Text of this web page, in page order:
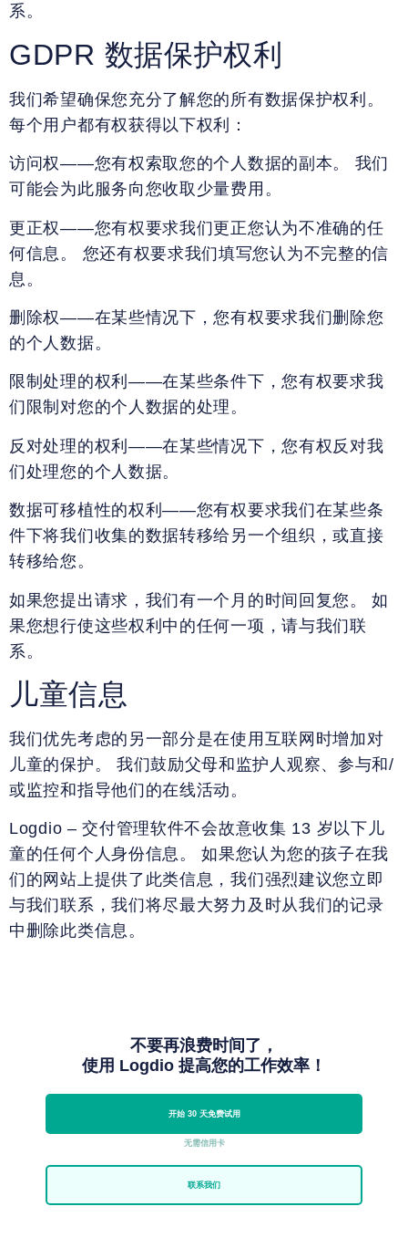
系。
GDPR 数据保护权利
我们希望确保您充分了解您的所有数据保护权利。
每个用户都有权获得以下权利：
访问权——您有权索取您的个人数据的副本。 我们
可能会为此服务向您收取少量费用。
更正权——您有权要求我们更正您认为不准确的任
何信息。 您还有权要求我们填写您认为不完整的信
息。
删除权——在某些情况下，您有权要求我们删除您
的个人数据。
限制处理的权利——在某些条件下，您有权要求我
们限制对您的个人数据的处理。
反对处理的权利——在某些情况下，您有权反对我
们处理您的个人数据。
数据可移植性的权利——您有权要求我们在某些条
件下将我们收集的数据转移给另一个组织，或直接
转移给您。
如果您提出请求，我们有一个月的时间回复您。 如
果您想行使这些权利中的任何一项，请与我们联
系。
儿童信息
我们优先考虑的另一部分是在使用互联网时增加对
儿童的保护。 我们鼓励父母和监护人观察、参与和/
或监控和指导他们的在线活动。
Logdio – 交付管理软件不会故意收集 13 岁以下儿
童的任何个人身份信息。 如果您认为您的孩子在我
们的网站上提供了此类信息，我们强烈建议您立即
与我们联系，我们将尽最大努力及时从我们的记录
中删除此类信息。
不要再浪费时间了，
使用 Logdio 提高您的工作效率！
开始 30 天免费试用
无需信用卡
联系我们